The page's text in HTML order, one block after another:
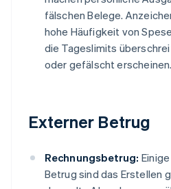
fälschen Belege.
hohe Häufigkeit von
die Tageslimits
oder gefälscht erscheinen.
Externer Betrug
Rechnungsbetrug:
Betrug sind das Erstellen